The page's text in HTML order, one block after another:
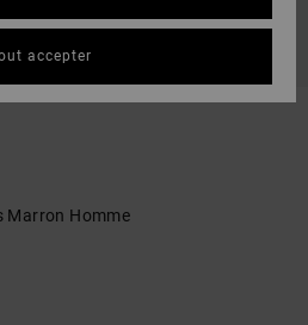
Marron Homme
accepter